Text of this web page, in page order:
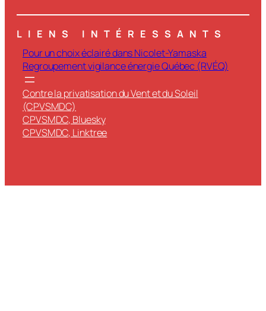
LIENS INTÉRESSANTS
Pour un choix éclairé dans Nicolet-Yamaska
Regroupement vigilance énergie Québec (RVÉQ)
Contre la privatisation du Vent et du Soleil
(CPVSMDC)
CPVSMDC, Bluesky
CPVSMDC, Linktree